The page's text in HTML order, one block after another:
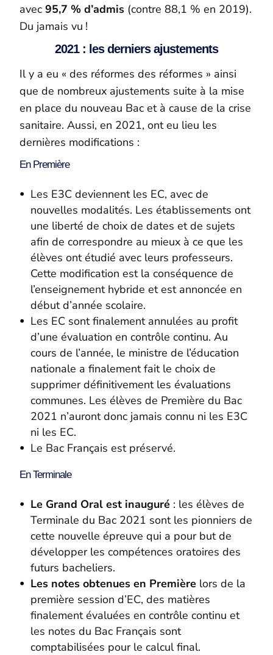
avec95,7 % d’admis (contre 88,1 % en 2019).
Du jamais vu !
2021 : les derniers ajustements
Il y a eu « des réformes des réformes » ainsi
que de nombreux ajustements suite à la mise
en place du nouveau Bac et à cause de la crise
sanitaire. Aussi, en 2021, ont eu lieu les
dernières modifications :
En Première
Les E3C deviennent les EC, avec de
nouvelles modalités. Les établissements ont
une liberté de choix de dates et de sujets
afin de correspondre au mieux à ce que les
élèves ont étudié avec leurs professeurs.
Cette modification est la conséquence de
l’enseignement hybride et est annoncée en
début d’année scolaire.
Les EC sont finalement annulées au profit
d’une évaluation en contrôle continu. Au
cours de l’année, le ministre de l’éducation
nationale a finalement fait le choix de
supprimer définitivement les évaluations
communes. Les élèves de Première du Bac
2021 n’auront donc jamais connu ni les E3C
ni les EC.
Le Bac Français est préservé.
En Terminale
Le Grand Oral est inauguré : les élèves de
Terminale du Bac 2021 sont les pionniers de
cette nouvelle épreuve qui a pour but de
développer les compétences oratoires des
futurs bacheliers.
Les notes obtenues en Première lors de la
première session d’EC, des matières
finalement évaluées en contrôle continu et
les notes du Bac Français sont
comptabilisées pour le calcul final.